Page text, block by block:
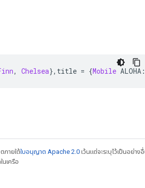
, Chelsea}, title = {Mobile ALOHA :
ภายใต้ใบอนุญาต Apache 2.0 เว้นแต่จะระบุไว้เป็นอย่าง
นเครือ